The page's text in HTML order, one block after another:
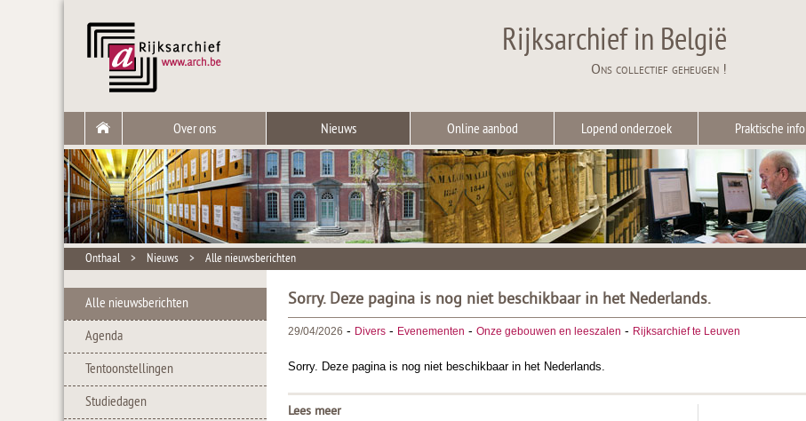
Rijksarchief in België
Ons collectief geheugen !
Over ons Nieuws Online aanbod Lopend onderzoek Praktische info
Onthaal > Nieuws > Alle nieuwsberichten
Alle nieuwsberichten
Agenda
Tentoonstellingen
Studiedagen
Sorry. Deze pagina is nog niet beschikbaar in het Nederlands.
29/04/2026 - Divers - Evenementen - Onze gebouwen en leeszalen - Rijksarchief te Leuven
Sorry. Deze pagina is nog niet beschikbaar in het Nederlands.
Lees meer